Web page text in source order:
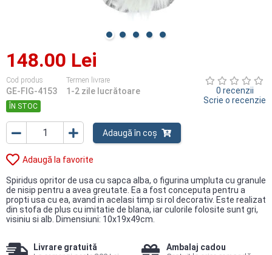
148.00 Lei
Cod produs
GE-FIG-4153
Termen livrare
1-2 zile lucrătoare
ÎN STOC
0 recenzii
Scrie o recenzie
Adaugă în coș
Adaugă la favorite
Spiridus opritor de usa cu sapca alba, o figurina umpluta cu granule
de nisip pentru a avea greutate. Ea a fost conceputa pentru a
propti usa cu ea, avand in acelasi timp si rol decorativ. Este realizat
din stofa de plus cu imitatie de blana, iar culorile folosite sunt gri,
visiniu si alb. Dimensiuni: 10x19x49cm.
Livrare gratuită Ambalaj cadou